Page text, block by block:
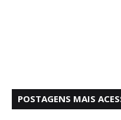
POSTAGENS MAIS